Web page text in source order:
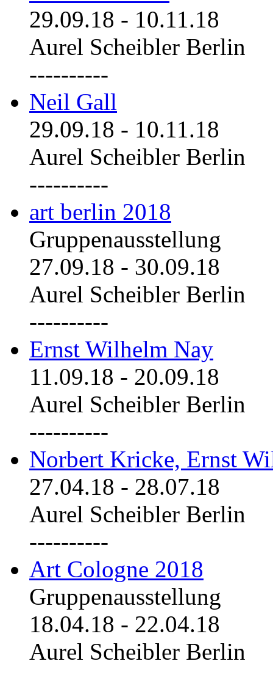
29.09.18 - 10.11.18
Aurel Scheibler Berlin
----------
Neil Gall
29.09.18 - 10.11.18
Aurel Scheibler Berlin
----------
art berlin 2018
Gruppenausstellung
27.09.18 - 30.09.18
Aurel Scheibler Berlin
----------
Ernst Wilhelm Nay
11.09.18 - 20.09.18
Aurel Scheibler Berlin
----------
Norbert Kricke, Ernst
27.04.18 - 28.07.18
Aurel Scheibler Berlin
----------
Art Cologne 2018
Gruppenausstellung
18.04.18 - 22.04.18
Aurel Scheibler Berlin